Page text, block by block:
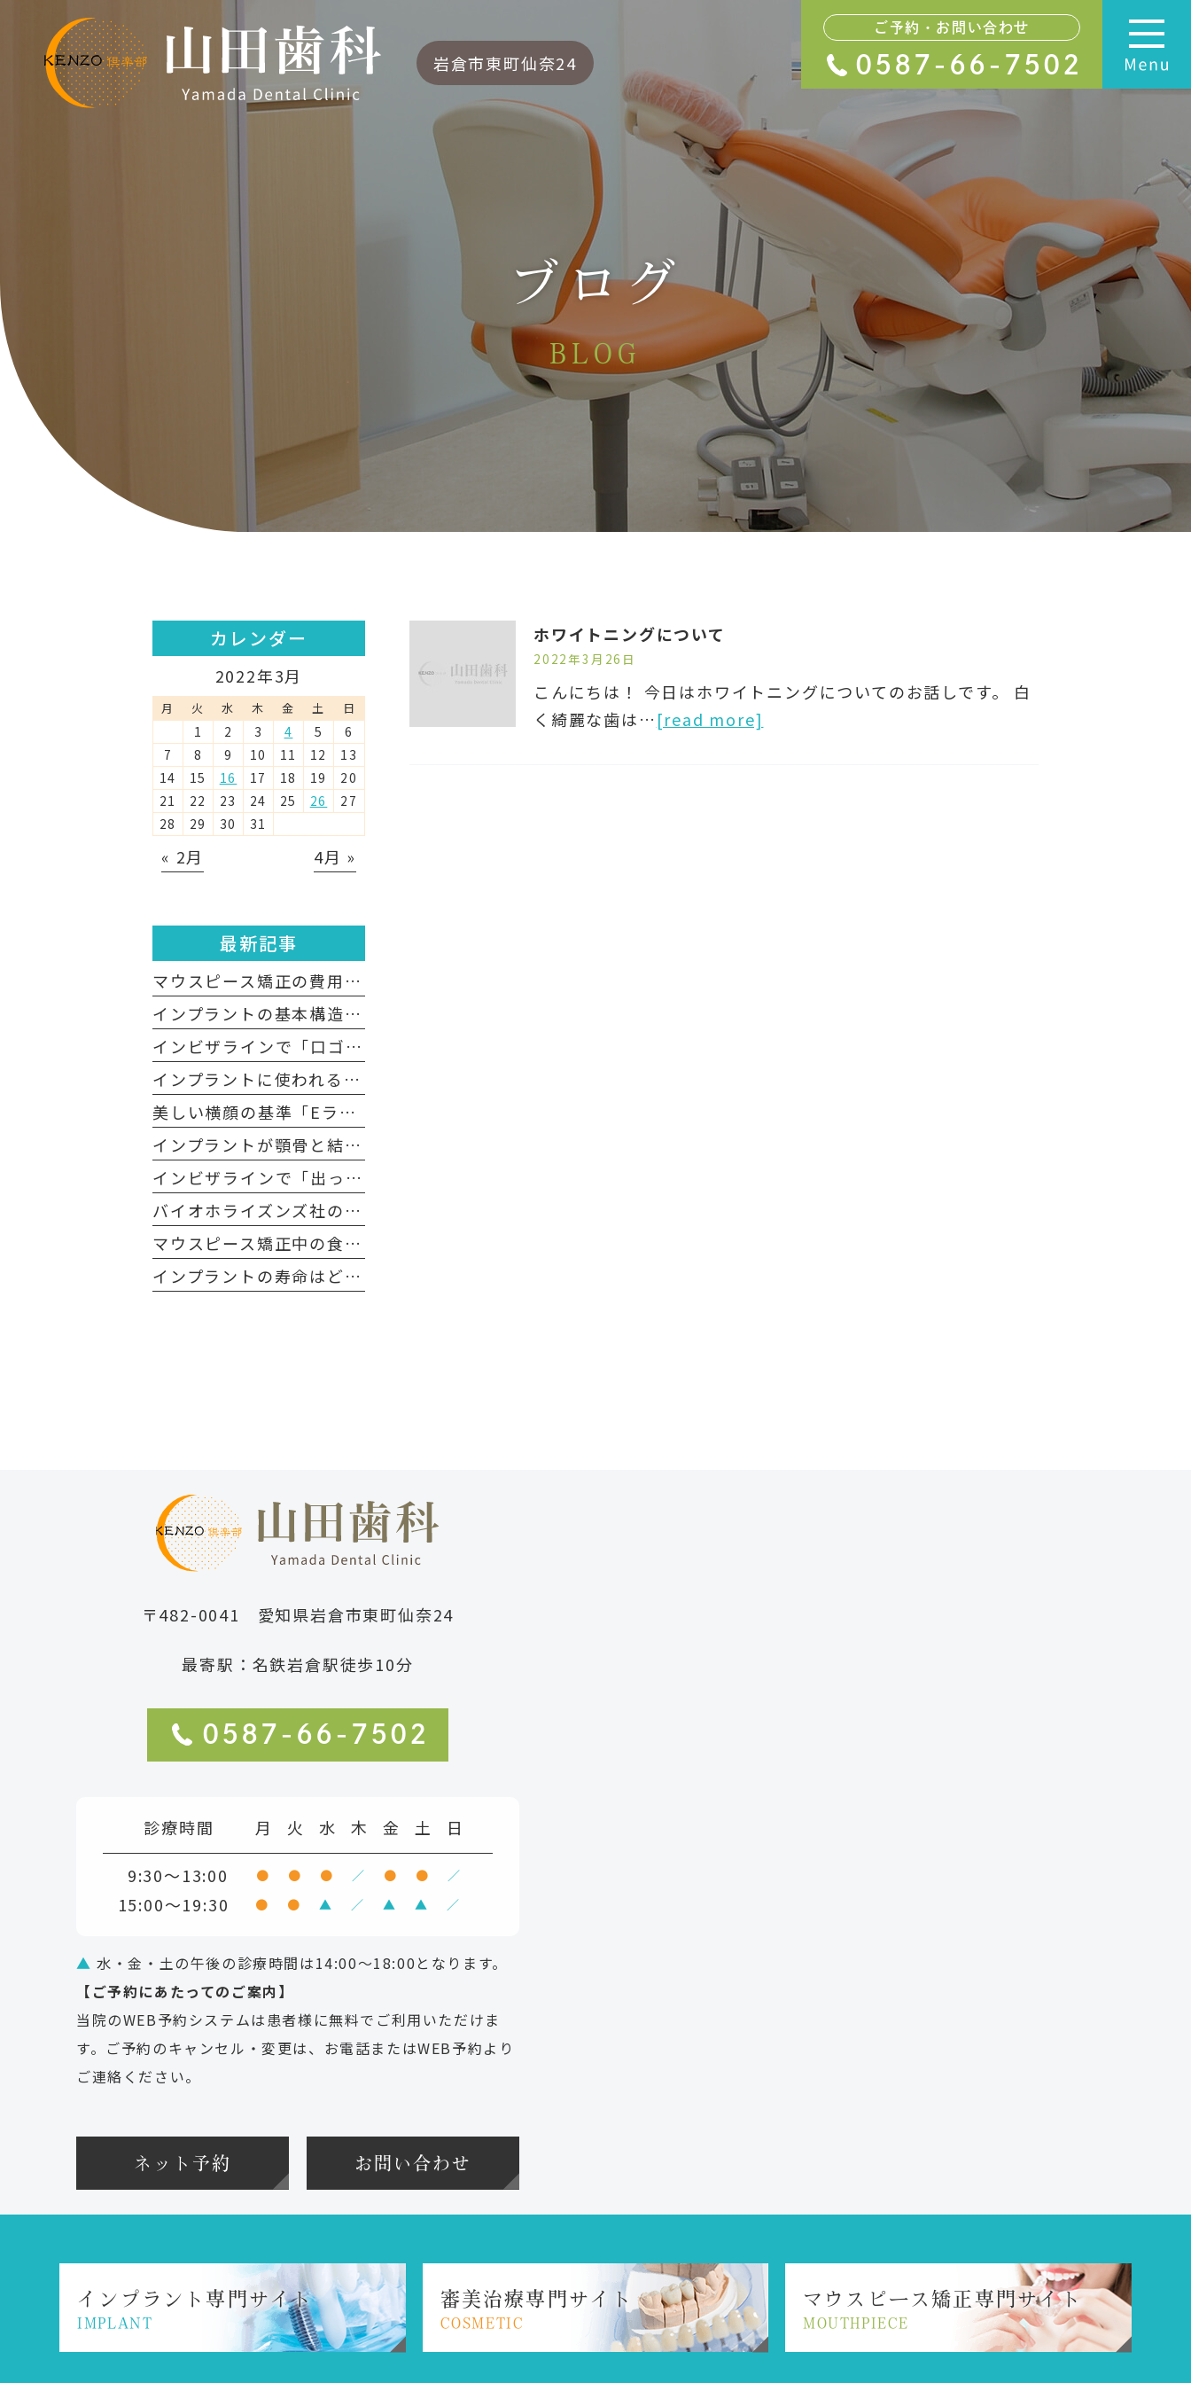
岩倉市東町仙奈24
ご予約・お問い合わせ
0587-66-7502
ブログ
BLOG
ホワイトニングについて
2022年3月26日
こんにちは！ 今日はホワイトニングについてのお話しです。 白
く綺麗な歯は… [read more]
カレンダー
2022年3月
月 火 水 木 金 土 日
1 2 3 4 5
6
7
8 9 10 11 12
13
14
15 16 17 18 19
20
21
22 23 24 25 26
27
28
29 30 31
« 2月 4月 »
最新記事
マウスピース矯正の費用は高額？医療費控除の適用は？
インプラントの基本構造について
インビザラインで「口ゴボ」は治る？
インプラントに使われる「チタン」の生体親和性
美しい横顔の基準「Eライン」とは？
インプラントが顎骨と結合するメカニズムとは？
インビザラインで「出っ歯」は治る？
バイオホライズンズ社のインプラントの特長について
マウスピース矯正中の食事について
インプラントの寿命はどれくらい？
〒482-0041 愛知県岩倉市東町仙奈24
最寄駅：名鉄岩倉駅徒歩10分
0587-66-7502
診療時間 月 火 水 木 金 土 日
9:30～13:00 ● ● ● ／ ● ● ／
15:00～19:30 ● ● ▲ ／ ▲ ▲ ／
▲ 水・金・土の午後の診療時間は14:00～18:00となります。
【ご予約にあたってのご案内】
当院のWEB予約システムは患者様に無料でご利用いただけま
す。ご予約のキャンセル・変更は、お電話またはWEB予約より
ご連絡ください。
ネット予約 お問い合わせ
インプラント 専門サイト
IMPLANT
審美治療専門サイト
COSMETIC
マウスピース矯正 専門サイト
MOUTHPIECE